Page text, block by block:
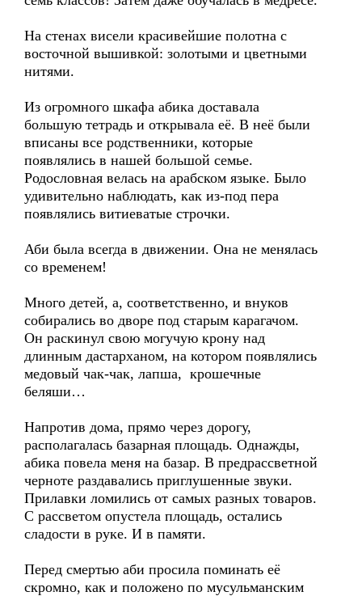
На стенах висели красивейшие полотна с
восточной вышивкой: золотыми и цветными
нитями.
Из огромного шкафа абика доставала
большую тетрадь и открывала её. В неё были
вписаны все родственники, которые
появлялись в нашей большой семье.
Родословная велась на арабском языке. Было
удивительно наблюдать, как из-под пера
появлялись витиеватые строчки.
Аби была всегда в движении. Она не менялась
со временем!
Много детей, а, соответственно, и внуков
собирались во дворе под старым карагачом.
Он раскинул свою могучую крону над
длинным дастарханом, на котором появлялись
медовый чак-чак, лапша, крошечные
беляши…
Напротив дома, прямо через дорогу,
располагалась базарная площадь. Однажды,
абика повела меня на базар. В предрассветной
черноте раздавались приглушенные звуки.
Прилавки ломились от самых разных товаров.
С рассветом опустела площадь, остались
сладости в руке. И в памяти.
Перед смертью аби просила поминать её
скромно, как и положено по мусульманским